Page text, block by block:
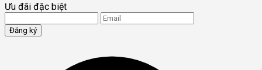
Ưu đãi đặc biệt
Đăng ký